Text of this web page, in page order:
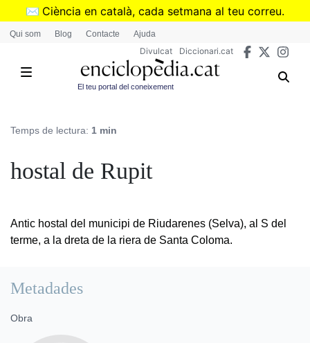
Vés
✉️ Ciència en català, cada setmana al teu correu.
➜Subscriu-te al butlletí de Divulcat
Qui som Blog Contacte Ajuda
Divulcat Diccionari.cat
El teu portal del coneixement
Temps de lectura: 1 min
hostal de Rupit
Antic hostal del municipi de Riudarenes (Selva), al S del
terme, a la dreta de la riera de Santa Coloma.
Metadades
Obra